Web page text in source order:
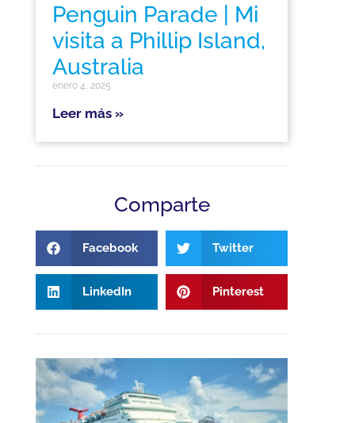
Penguin Parade | Mi
visita a Phillip Island,
Australia
enero 4, 2025
Leer más »
Comparte
Facebook Twitter
LinkedIn Pinterest